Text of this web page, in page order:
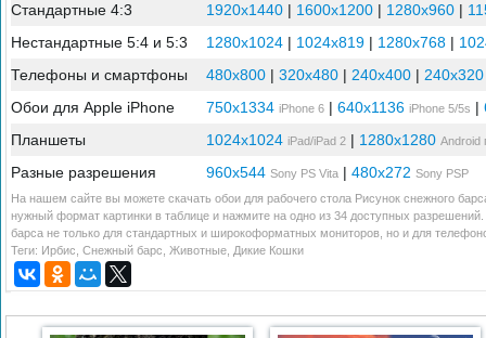
Стандартные 4:3
1920x1440 | 1600x1200 | 1280x960 |
Нестандартные 5:4 и 5:3
1280x1024 | 1024x819 | 1280x768 |
Телефоны и смартфоны
480x800 | 320x480 | 240x400 | 240x320
Обои для Apple iPhone
750x1334 iPhone 6 | 640x1136 iPhone 5/5s |
Планшеты
1024x1024 iPad/iPad 2 | 1280x1280 Android
Разные разрешения 960x544 Sony PS Vita | 480x272 Sony PSP
На нашем сайте вы можете скачать обои для рабочего стола Рисунок снежного
нужный формат картинки в таблице и нажмите на одно из 34 доступных
барса не только для стандартных и широкоформатных мониторов, но и для
Теги: Ирбис Снежный барс Животные Дикие Кошки